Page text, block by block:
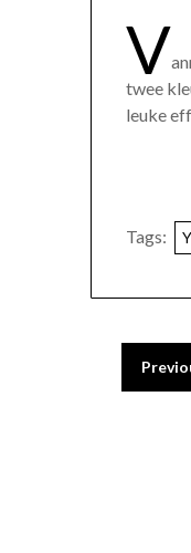
V
twee
leuke
Tags: